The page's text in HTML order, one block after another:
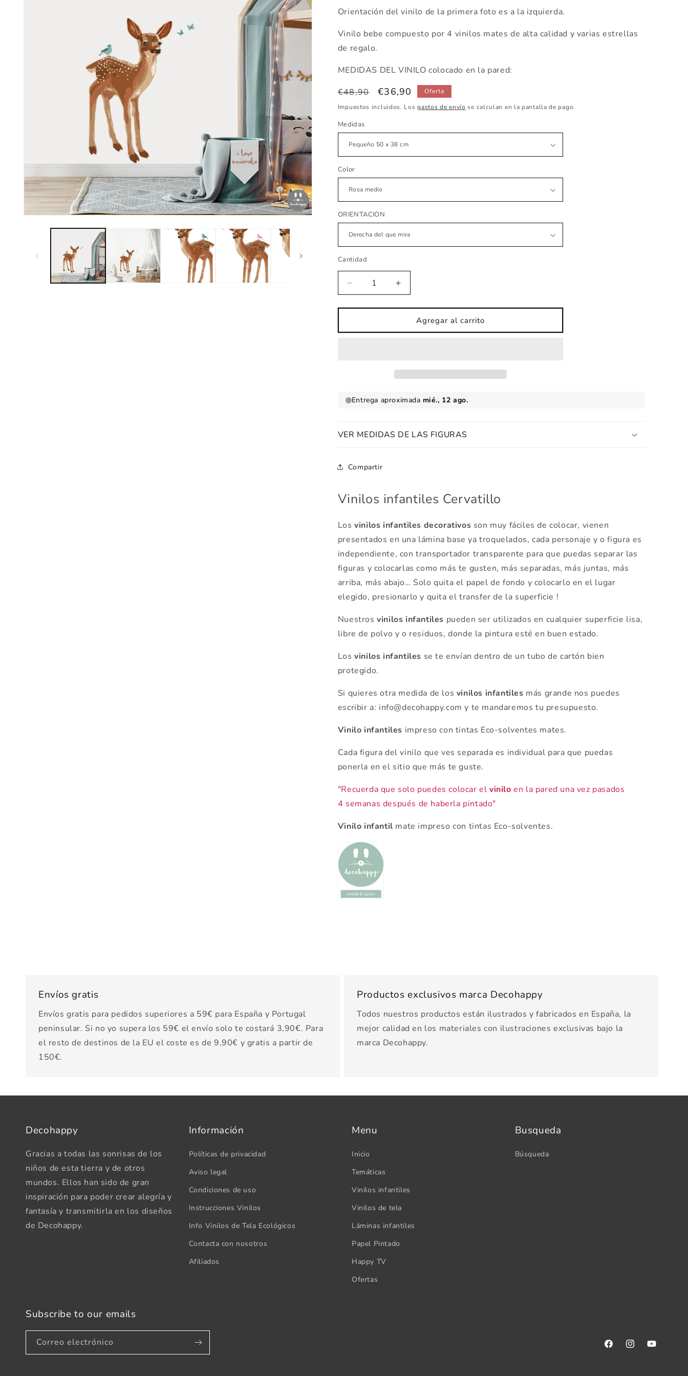
Orientación del vinilo de la primera foto es a la izquierda.
Vinilo bebe compuesto por 4 vinilos mates de alta calidad y varias estrellas
de regalo.
MEDIDAS DEL VINILO colocado en la pared:
Precio
habitual
€48,90
Precio
de
€36,90
Oferta
Impuestos incluidos. Losgastos de envío se calculan en la pantalla de pago.
Medidas
Color
ORIENTACION
Cantidad
Reducir
cantidad
para
infantiles
Aumentar
cantidad
para
Vinilos
infantiles
Agregar al carrito
VER MEDIDAS DE LAS FIGURAS
Compartir
Vinilos infantiles Cervatillo
Losvinilos infantiles decorativos son muy fáciles de colocar, vienen
presentados en una lámina base ya troquelados, cada personaje y o figura es
independiente, con transportador transparente para que puedas separar las
figuras y colocarlas como más te gusten, más separadas, más juntas, más
arriba, más abajo… Solo quita el papel de fondo y colocarlo en el lugar
elegido, presionarlo y quita el transfer de la superficie !
Nuestrosvinilos infantiles pueden ser utilizados en cualquier superficie lisa,
libre de polvo y o residuos, donde la pintura esté en buen estado.
Losvinilos infantiles se te envían dentro de un tubo de cartón bien
protegido.
Si quieres otra medida de los vinilos infantiles más grande nos puedes
escribir a: info@decohappy.com y te mandaremos tu presupuesto.
Vinilo infantiles impreso con tintas Eco-solventes mates.
Cada figura del vinilo que ves separada es individual para que puedas
ponerla en el sitio que más te guste.
"Recuerda que solo puedes colocar el vinilo en la pared una vez pasados
4 semanas después de haberla pintado"
Vinilo infantil mate impreso con tintas Eco-solventes.
Envíos gratis
Envíos gratis para pedidos superiores a 59€ para España y Portugal
peninsular. Si no yo supera los 59€ el envío solo te costará 3,90€. Para
el resto de destinos de la EU el coste es de 9,90€ y gratis a partir de
150€.
Productos exclusivos marca Decohappy
Todos nuestros productos están ilustrados y fabricados en España, la
mejor calidad en los materiales con ilustraciones exclusivas bajo la
marca Decohappy.
Decohappy
Gracias a todas las sonrisas de los
niños de esta tierra y de otros
mundos. Ellos han sido de gran
inspiración para poder crear alegría y
fantasía y transmitirla en los diseños
de Decohappy.
Información
Políticas de privacidad
Aviso legal
Condiciones de uso
Instrucciones Vinilos
Info Vinilos de Tela Ecológicos
Contacta con nosotros
Afiliados
Menu
Inicio
Temáticas
Vinilos infantiles
Vinilos de tela
Láminas infantiles
Papel Pintado
Happy TV
Ofertas
Busqueda
Búsqueda
Subscribe to our emails
Correo electrónico
FacebookInstagramYouTube